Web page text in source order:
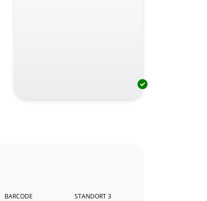
BARCODE STANDORT 3